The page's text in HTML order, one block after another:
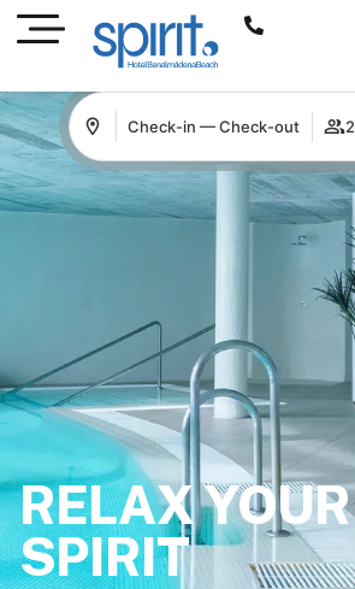
Check-in — Check-out 2
RELAX YOUR
SPIRIT